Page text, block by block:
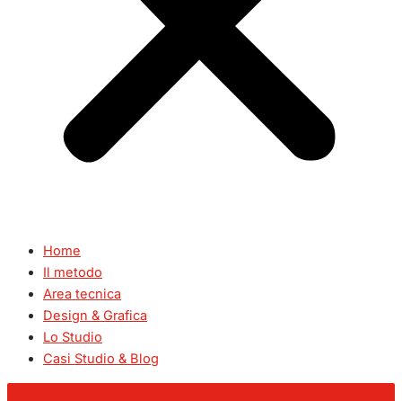
Home
Il metodo
Area tecnica
Design & Grafica
Lo Studio
Casi Studio & Blog